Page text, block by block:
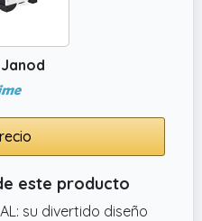
este producto
su divertido diseño